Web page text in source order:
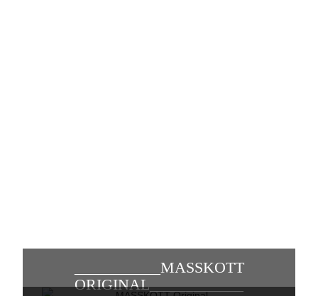
___________MASSKOTT
ORIGINAL____________